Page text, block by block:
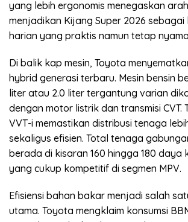
yang lebih ergonomis menegaskan
menjadikan Kijang Super 2026
harian yang praktis namun tetap
Di balik kap mesin, Toyota
hybrid generasi terbaru. Mesin bensin
liter atau 2.0 liter tergantung varian
dengan motor listrik dan transmisi CVT.
VVT-i memastikan distribusi tenaga
sekaligus efisien. Total tenaga
berada di kisaran 160 hingga 180 daya
yang cukup kompetitif di segmen MPV.
Efisiensi bahan bakar menjadi salah
utama. Toyota mengklaim konsumsi